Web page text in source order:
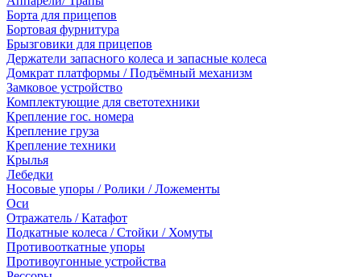
Борта для прицепов
Бортовая фурнитура
Брызговики для прицепов
Держатели запасного колеса и запасные колеса
Домкрат платформы / Подъёмный механизм
Замковое устройство
Комплектующие для светотехники
Крепление гос. номера
Крепление груза
Крепление техники
Крылья
Лебедки
Носовые упоры / Ролики / Ложементы
Оси
Отражатель / Катафот
Подкатные колеса / Стойки / Хомуты
Противооткатные упоры
Противоугонные устройства